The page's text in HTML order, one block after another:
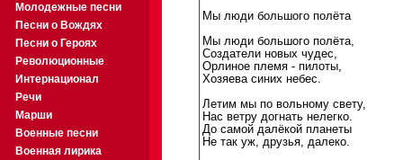
Молодежные песни
Песни о Вождях
Песни о Героях
Революционные
Интернационал
Речи
Марши
Военные песни
Военная лирика
Мы люди большого полёта
Мы люди большого полёта,
Создатели новых чудес,
Орлиное племя - пилоты,
Хозяева синих небес.
Летим мы по вольному свету,
Нас ветру догнать нелегко.
До самой далёкой планеты
Не так уж, друзья, далеко.